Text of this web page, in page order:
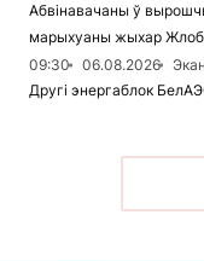
Абвінавачаны ў
марыхуаны жыхар
09:30
06.08.2026
Другі энергаблок